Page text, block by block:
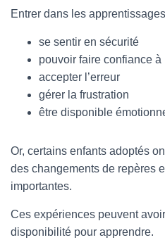
Entrer dans les
se sentir en sécurité
pouvoir faire confiance à
accepter l’erreur
gérer la frustration
être disponible
Or, certains enfants adoptés
des changements de repères
importantes.
Ces expériences peuvent
disponibilité pour apprendre.